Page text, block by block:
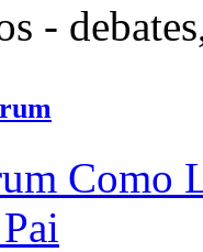
-
Como